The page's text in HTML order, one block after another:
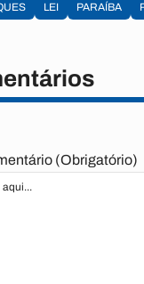
LEI PARAÍBA
(Obrigatório)